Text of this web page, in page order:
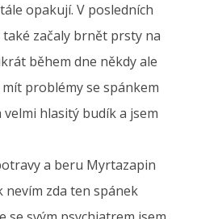
opakují. V posledních
začaly brnět prsty na
během dne někdy ale
problémy se spánkem
hlasitý budík a jsem
a beru Myrtazapin
nevím zda ten spánek